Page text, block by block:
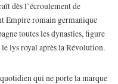
dès l’écroulement de
Empire romain germanique
toutes les dynasties, figure
lys royal après la Révolution.
quotidien qui ne porte la marque